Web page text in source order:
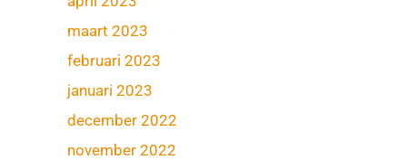
maart 2023
februari 2023
januari 2023
december 2022
november 2022